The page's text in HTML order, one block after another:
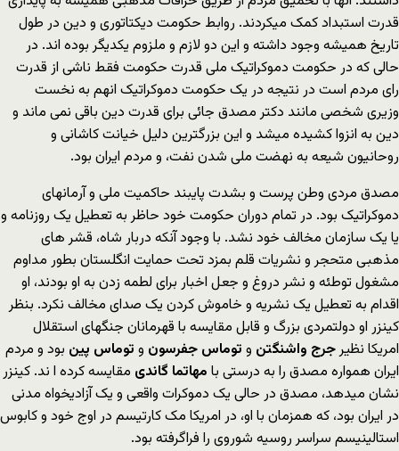
قدرت استبداد کمک میکردند. روابط حکومت دیکتاتوری و دین در طول
تاریخ همیشه وجود داشته و این دو لازم و ملزوم یکدیگر بوده اند. در
حالی که در حکومت دموکراتیک ملی قدرت حکومت فقط ناشی از قدرت
رای مردم است در نتیجه در یک حکومت دموکراتیک انهم به نخست
وزیری شخصی مانند دکتر مصدق جائی برای قدرت دین باقی نمی ماند و
دین به انزوا کشیده میشد و این بزرگترین دلیل خیانت کاشانی و
روحانیون شیعه به نهضت ملی شدن نفت، و مردم ایران بود.
مصدق مردی وطن پرست و بشدت پایبند حاکمیت ملی و آرمانهای
دموکراتیک بود. در تمام دوران حکومت خود حاظر به تعطیل یک روزنامه و
یا یک سازمان مخالف خود نشد. با وجود آنکه دربار شاه، قشر های
مذهبی متحجر و نشریات قلم بمزد تحت حمایت انگلستان بطور مداوم
مشغول توطئه و نشر دروغ و جعل اخبار برای لطمه زدن به او بودند، او
اقدام به تعطیل یک نشریه و خاموش کردن یک صدای مخالف نکرد. بنظر
کینزر او دولتمردی بزرگ و قابل مقایسه با قهرمانان جنگهای استقلال
امریکا نظیرجرج واشنگتن و توماس جفرسون و توماس پین بود و مردم
ایران همواره مصدق را به درستی با مهاتما گاندی مقایسه کرده ا ند. کینزر
نشان میدهد، مصدق در حالی یک دموکرات واقعی و یک آزادیخواه مدنی
در ایران بود، که همزمان با او، در امریکا مک کارتیسم در اوج خود و کابوس
استالینیسم سراسر روسیه شوروی را فراگرفته بود.